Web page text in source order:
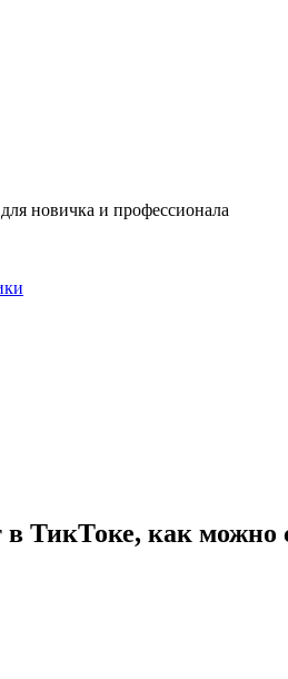
для новичка и профессионала
в ТикТоке, как можно